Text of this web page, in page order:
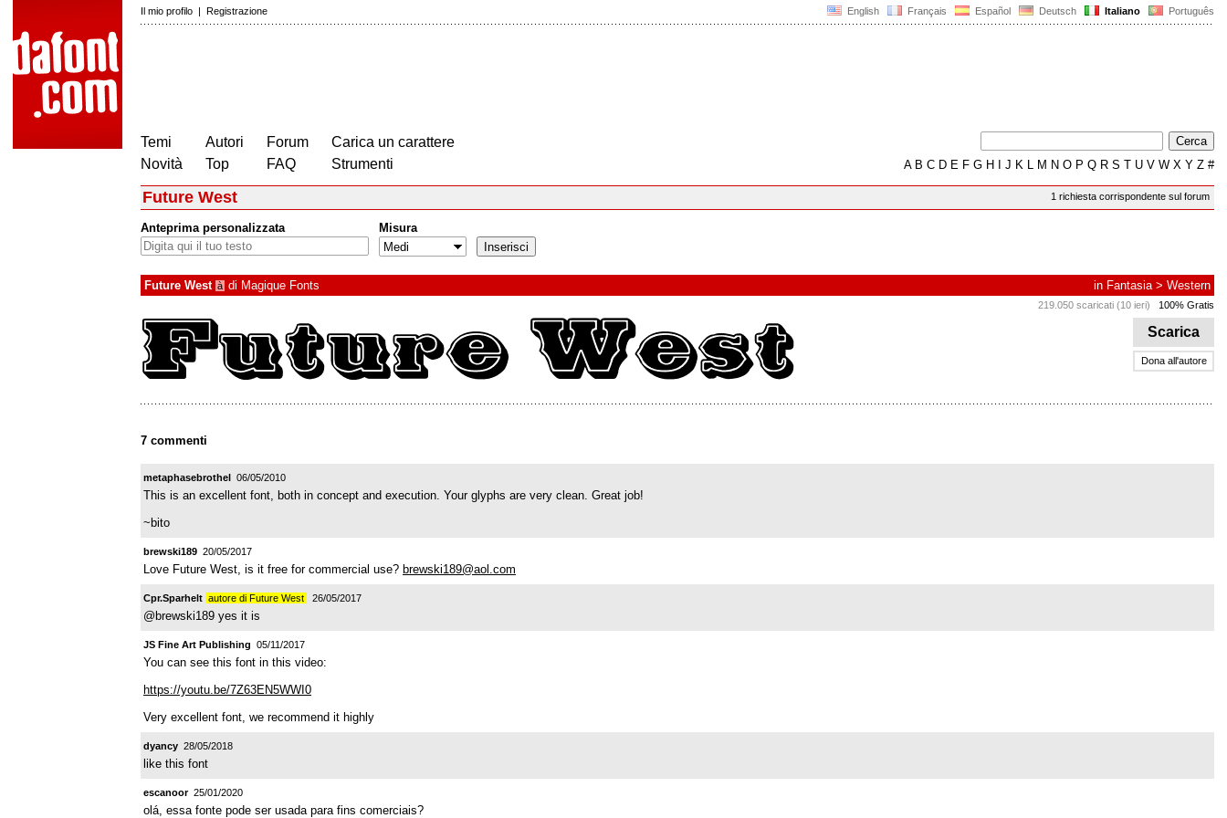
English Français Español Deutsch Italiano Português
Il mio profilo | Registrazione
Temi
Novità
Autori
Top
Forum
FAQ
Carica un carattere
Strumenti
AB C D E F G H J K L M N O P Q R S T U V W X Y Z #
1 richiesta corrispondente sul forum
Future West
Anteprima personalizzata Misura
Future West à di Magique Fonts in Fantasia> Western
219.050 scaricati (10 ieri) 100% Gratis
Scarica
Dona all'autore
7 commenti
metaphasebrothel 06/05/2010
This is an excellent font, both in concept and execution. Your glyphs are very clean. Great job!
~bito
brewski189 20/05/2017
Love Future West, is it free for commercial use? brewski189@aol.com
Cpr.Sparhelt autore di Future West 26/05/2017
@brewski189 yes it is
JS Fine Art Publishing 05/11/2017
You can see this font in this video:
https://youtu.be/7Z63EN5WWI0
Very excellent font, we recommend it highly
dyancy 28/05/2018
like this font
escanoor 25/01/2020
olá, essa fonte pode ser usada para fins comerciais?